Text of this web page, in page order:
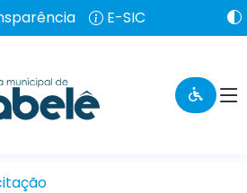
E-SIC